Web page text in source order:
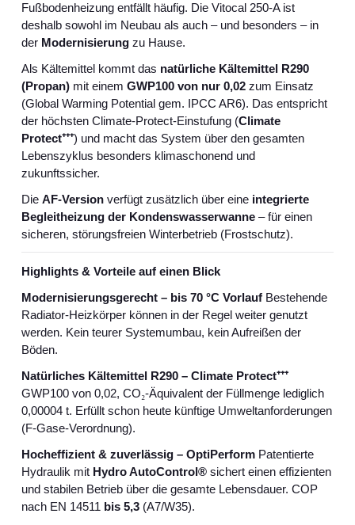
Fußbodenheizung entfällt häufig. Die Vitocal 250‑A ist
deshalb sowohl im Neubau als auch – und besonders – in
der Modernisierung zu Hause.
Als Kältemittel kommt das natürliche Kältemittel R290
(Propan) mit einem GWP100 von nur 0,02 zum Einsatz
(Global Warming Potential gem. IPCC AR6). Das entspricht
der höchsten Climate‑Protect‑Einstufung (Climate
Protect⁺⁺⁺) und macht das System über den gesamten
Lebenszyklus besonders klimaschonend und
zukunftssicher.
Die AF‑Version verfügt zusätzlich über eine integrierte
Begleitheizung der Kondenswasserwanne – für einen
sicheren, störungsfreien Winterbetrieb (Frostschutz).
Highlights & Vorteile auf einen Blick
Modernisierungsgerecht – bis 70 °C Vorlauf Bestehende
Radiator-Heizkörper können in der Regel weiter genutzt
werden. Kein teurer Systemumbau, kein Aufreißen der
Böden.
Natürliches Kältemittel R290 – Climate Protect⁺⁺⁺
GWP100 von 0,02, CO₂‑Äquivalent der Fü llmenge lediglich
0,00004 t. Erfü llt schon heute künftige Umweltanforderungen
(F‑Gase‑Verordnung).
Hocheffizient & zuverlässig – OptiPerform Patentierte
Hydraulik mit Hydro AutoControl® sichert einen effizienten
und stabilen Betrieb über die gesamte Lebensdauer. COP
nach EN 14511 bis 5,3 (A7/W35).